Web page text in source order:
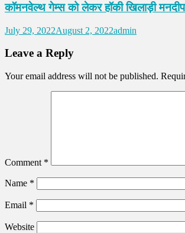
कॉमनवेल्थ गेम्स को लेकर हॉकी खिलाड़ी
July 29, 2022August 2, 2022admin
Leave a Reply
Your email address will not be published.
Comment *
Name *
Email *
Website